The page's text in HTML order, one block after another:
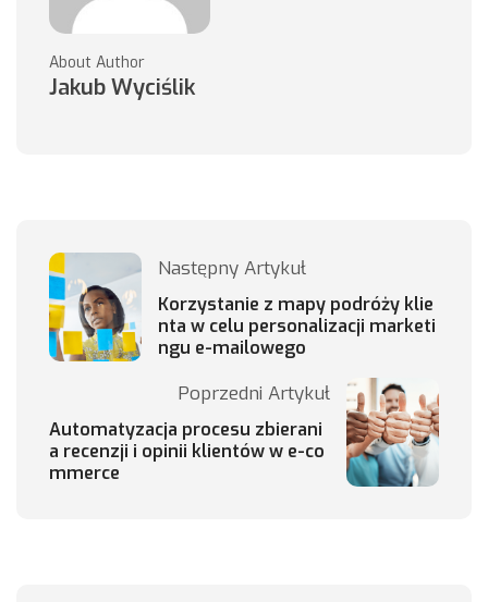
About Author
Jakub Wyciślik
Następny Artykuł
Korzystanie z mapy podróży klie
nta w celu personalizacji marketi
ngu e-mailowego
Poprzedni Artykuł
Automatyzacja procesu zbierani
a recenzji i opinii klientów w e-co
mmerce